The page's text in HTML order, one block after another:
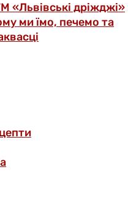
«Львівські дріжджі»
ми їмо, печемо та